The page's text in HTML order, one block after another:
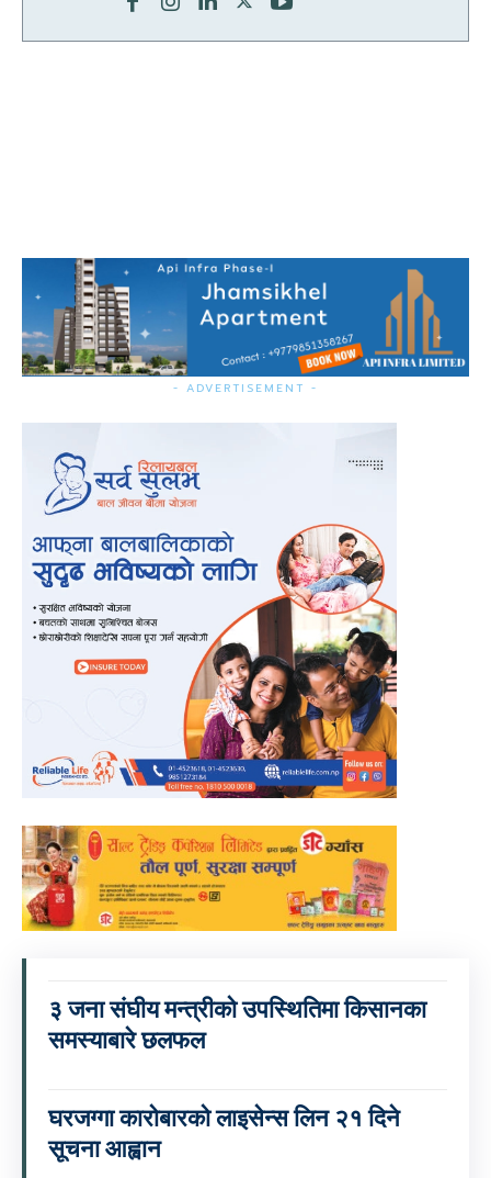
- ADVERTISEMENT -
३ जना संघीय मन्त्रीको उपस्थितिमा किसानका
समस्याबारे छलफल
घरजग्गा कारोबारको लाइसेन्स लिन २१ दिने
सूचना आह्वान